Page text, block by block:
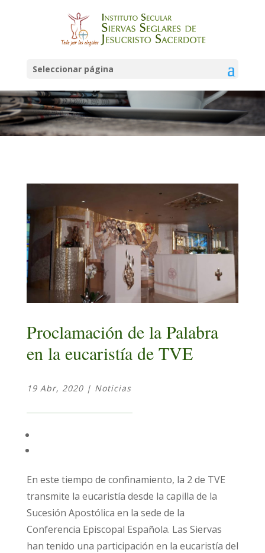
Seleccionar página
Noticias
Proclamación de la Palabra
en la eucaristía de TVE
19 Abr, 2020| Noticias
En este tiempo de confinamiento, la 2 de TVE
transmite la eucaristía desde la capilla de la
Sucesión Apostólica en la sede de la
Conferencia Episcopal Española. Las Siervas
han tenido una participación en la eucaristía del